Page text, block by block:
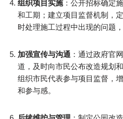
组织项目实施：公开招标确定
和工期；建立项目监督机制，
时处理施工过程中出现的问题
加强宣传与沟通 ：通过政府官
道，及时向市民公布改造规划
组织市民代表参与项目监督，
和参与感。​